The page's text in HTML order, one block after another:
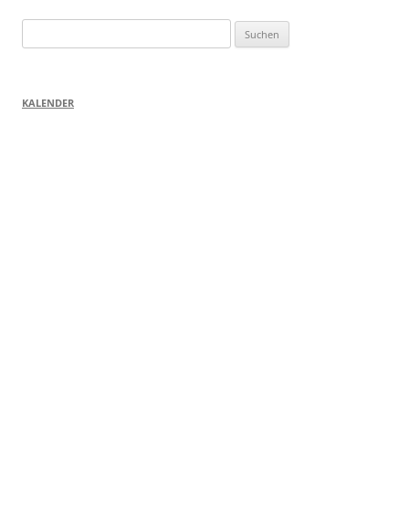
nach:
KALENDER